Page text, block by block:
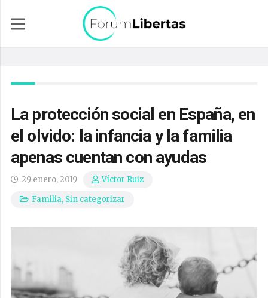
La protección social en España, en
el olvido: la infancia y la familia
apenas cuentan con ayudas
29 enero, 2019
Víctor Ruiz
Familia, Sin categorizar